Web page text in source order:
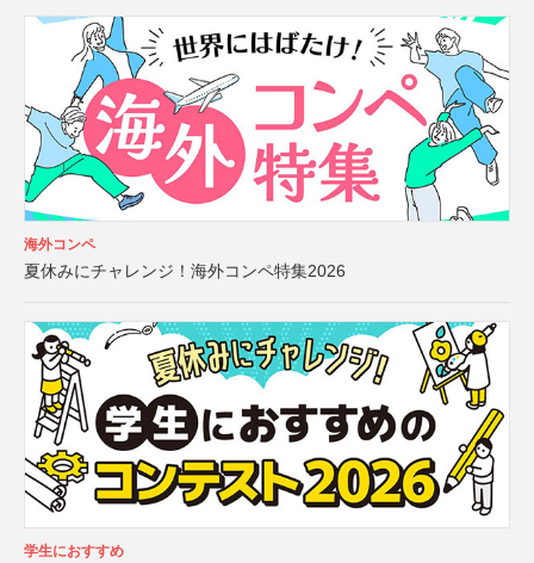
海外コンペ
夏休みにチャレンジ！海外コンペ特集2026
学生におすすめ